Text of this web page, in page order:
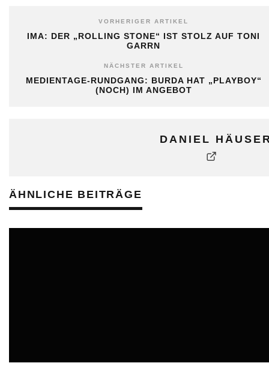
VORHERIGER ARTIKEL
IMA: DER „ROLLING STONE“ IST STOLZ AUF TONI
GARRN
NÄCHSTER ARTIKEL
MEDIENTAGE-RUNDGANG: BURDA HAT „PLAYBOY“
(NOCH) IM ANGEBOT
DANIEL
ÄHNLICHE BEITRÄGE